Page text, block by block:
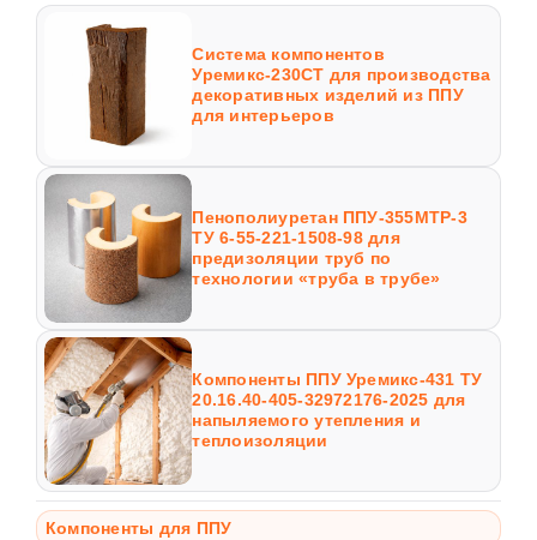
Система компонентов
Уремикс-230СТ для производства
декоративных изделий из ППУ
для интерьеров
Пенополиуретан ППУ-355МТР-3
ТУ 6-55-221-1508-98 для
предизоляции труб по
технологии «труба в трубе»
Компоненты ППУ Уремикс-431 ТУ
20.16.40-405-32972176-2025 для
напыляемого утепления и
теплоизоляции
Компоненты для ППУ